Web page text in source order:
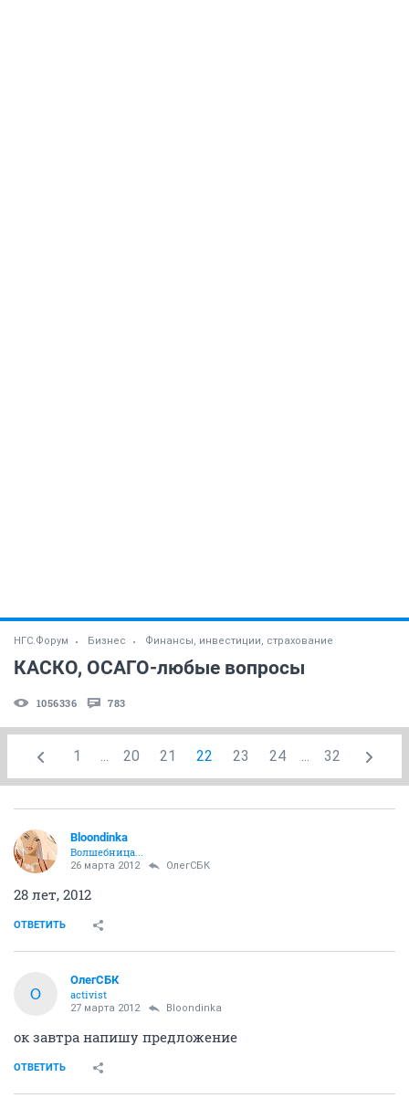
НГС.Форум Бизнес Финансы, инвестиции, страхование
КАСКО, ОСАГО-любые вопросы
1056336 783
1 ... 20 21 22 23 24 ... 32
Bloondinka
Волшебница...
26 марта 2012 ОлегСБК
28 лет, 2012
ОТВЕТИТЬ
О
ОлегСБК
activist
27 марта 2012 Bloondinka
ок завтра напишу предложение
ОТВЕТИТЬ